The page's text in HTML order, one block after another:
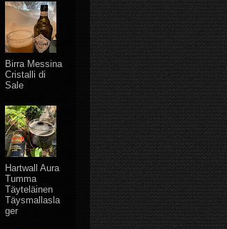
Birra Messina
Cristalli di
Sale
Hartwall Aura
Tumma
Täyteläinen
Täysmallasla
ger